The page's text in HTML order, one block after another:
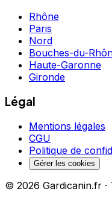
Rhône
Paris
Nord
Bouches-du-
Haute-Garonne
Gironde
Légal
Mentions légales
CGU
Politique de
Gérer les cookies
© 2026 Gardicanin.fr